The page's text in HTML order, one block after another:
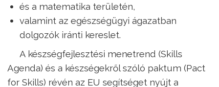
és a matematika területén,
valamint az egészségügyi ágazatban
dolgozók iránti kereslet.
A készségfejlesztési menetrend (Skills
Agenda) és a készségekről szóló paktum (Pact
for Skills) révén az EU segítséget nyújt a